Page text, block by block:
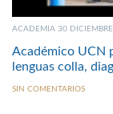
ACADEMIA 30
Académico UCN
lenguas colla,
SIN COMENTARIOS